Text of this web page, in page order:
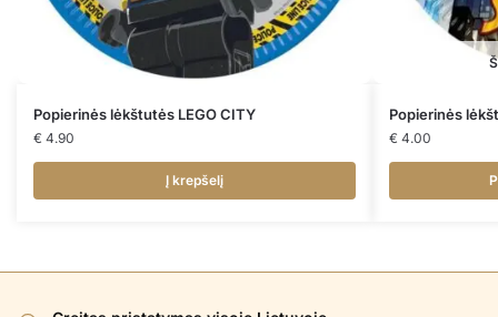
Popierinės lėkštutės LEGO CITY
€ 4.90
Į krepšelį
Popierinės
€ 4.00